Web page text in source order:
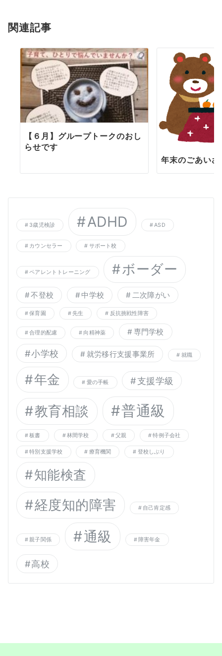
ョ
ン
関連記事
【６月】グループトークのおし
らせです
年末のごあいさ
3歳児検診 ADHD ASD
カウンセラー サポート校
ペアレントトレーニング ボーダー
不登校 中学校 二次障がい
保育園 先生 反抗挑戦性障害
合理的配慮 向精神薬 専門学校
小学校 就労移行支援事業所 就職
年金 愛の手帳 支援学級
教育相談 普通級
板書 林間学校 父親 特例子会社
特別支援学校 療育機関 登校しぶり
知能検査
経度知的障害 自己肯定感
親子関係 通級 障害年金
高校